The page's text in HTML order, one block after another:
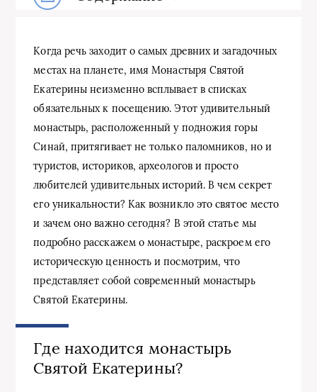
Когда речь заходит о самых древних и загадочных
местах на планете, имя Монастыря Святой
Екатерины неизменно всплывает в списках
обязательных к посещению. Этот удивительный
монастырь, расположенный у подножия горы
Синай, притягивает не только паломников, но и
туристов, историков, археологов и просто
любителей удивительных историй. В чем секрет
его уникальности? Как возникло это святое место
и зачем оно важно сегодня? В этой статье мы
подробно расскажем о монастыре, раскроем его
историческую ценность и посмотрим, что
представляет собой современный монастырь
Святой Екатерины.
Где находится монастырь
Святой Екатерины?